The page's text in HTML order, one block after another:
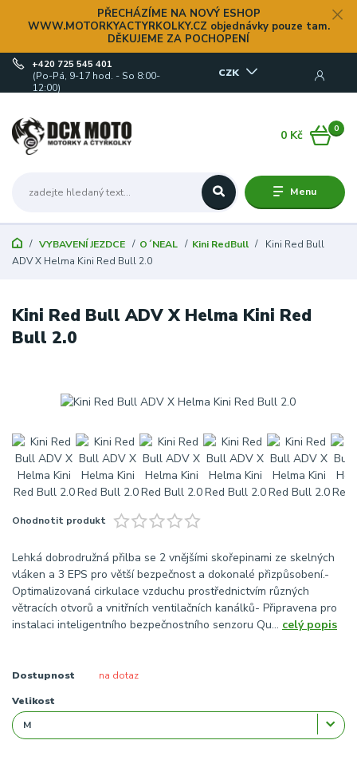
PŘECHÁZÍME NA NOVÝ ESHOP
WWW.MOTORKYACTYRKOLKY.CZ objednávky pouze tam.
DĚKUJEME ZA POCHOPENÍ
Menu
CZK
+420 725 545 401
(Po-Pá, 9-17 hod. - So 8:00-
12:00)
0
0 Kč
VYBAVENÍ JEZDCE O´NEAL Kini RedBull
Kini Red Bull
ADV X Helma Kini Red Bull 2.0
Kini Red Bull ADV X Helma Kini Red
Bull 2.0
Ohodnotit produkt
Lehká dobrodružná přilba se 2 vnějšími skořepinami ze skelných
vláken a 3 EPS pro větší bezpečnost a dokonalé přizpůsobení.-
Optimalizovaná cirkulace vzduchu prostřednictvím různých
větracích otvorů a vnitřních ventilačních kanálků- Připravena pro
instalaci inteligentního bezpečnostního senzoru Qu... celý popis
Dostupnost na dotaz
Velikost